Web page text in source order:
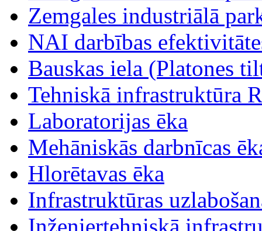
Zemgales industriālā
NAI darbības
Bauskas iela (Platones
Tehniskā infrastruktūra
Laboratorijas ēka
Mehāniskās darbnīcas
Hlorētavas ēka
Infrastruktūras